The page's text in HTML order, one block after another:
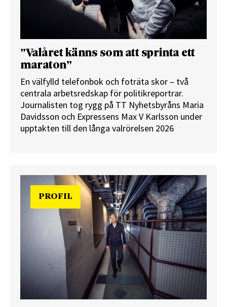
”Valåret känns som att sprinta ett
maraton”
En välfylld telefonbok och foträta skor – två
centrala arbetsredskap för politikreportrar.
Journalisten tog rygg på TT Nyhetsbyråns Maria
Davidsson och Expressens Max V Karlsson under
upptakten till den långa valrörelsen 2026
PROFIL